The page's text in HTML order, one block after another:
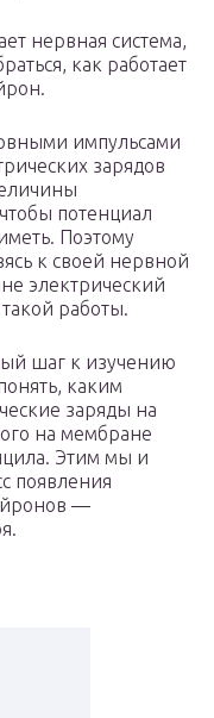
нервная система,
как работает
импульсами
зарядов
потенциал
Поэтому
к cвоей нервной
электрический
работы.
шаг к изучению
каким
заряды на
на мембране
Этим мы и
появления
—